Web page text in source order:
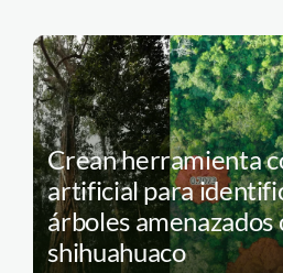
Crean herramienta
artificial para
árboles amenazados
shihuahuaco